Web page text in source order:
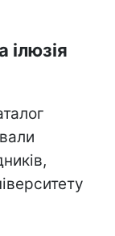
ілюзія